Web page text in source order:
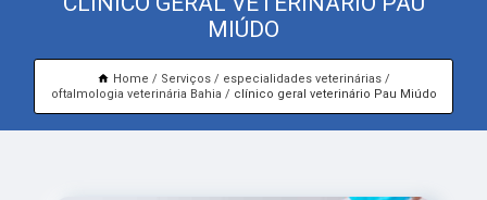
MIÚDO
Home Serviços
especialidades veterinárias
oftalmologia veterinária Bahia
clínico geral veterinário Pau Miúdo